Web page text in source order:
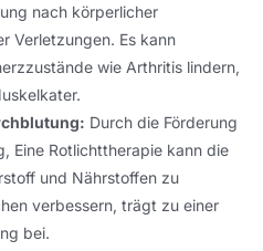
nach körperlicher
Verletzungen. Es kann
wie Arthritis lindern,
Durch die Förderung
Eine Rotlichttherapie kann die
und Nährstoffen zu
verbessern, trägt zu einer
bei.